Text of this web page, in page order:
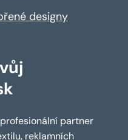
designy
partner
, reklamních